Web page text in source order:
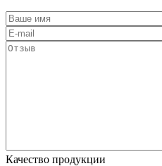
Качество продукции